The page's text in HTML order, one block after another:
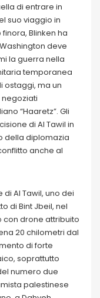
di entrare in
suo viaggio in
Blinken ha
deve
la guerra nella
temporanea
ostaggi, ma un
“Haaretz”. Gli
di Al Tawil in
della diplomazia
anche al
Al Tawil, uno dei
di Bint Jbeil, nel
con drone attribuito
20 chilometri dal
di forte
soprattutto
numero due
palestinese